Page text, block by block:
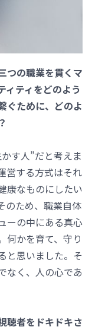
つの職業を貫くマ
ィティをどのよう
ぐために、どのよ
す人”だと考えま
営する方式はそれ
康なものにしたい
のため、職業自体
ーの中にある真心
何かを育て、守り
と思いました。そ
なく、人の心であ
聴者をドキドキさ